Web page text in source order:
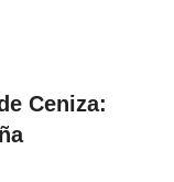
Ceniza: